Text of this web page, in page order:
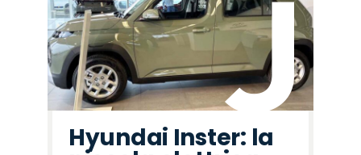
Hyundai Inster: la